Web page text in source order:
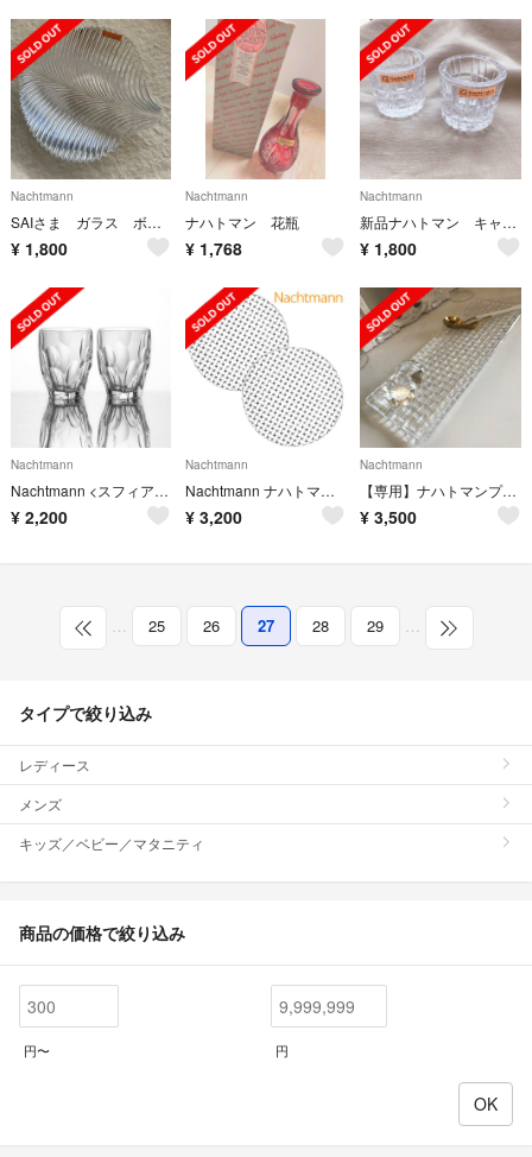
Nachtmann
SAIさま ガラス ボール プレート nachtmann
¥ 1,800
Nachtmann
ナハトマン 花瓶
¥ 1,768
Nachtmann
新品ナハトマン キャンドルホルダー2個セット
¥ 1,800
Nachtmann
Nachtmann <スフィア> タンブラー ペア (2個入)
¥ 2,200
Nachtmann
Nachtmann ナハトマン ボサノバ サラダプレート 23cm 2個セット
¥ 3,200
Nachtmann
【専用】ナハトマンプレート&シェリーグラスセット
¥ 3,500
… 25 26 27 28 29 …
タイプで絞り込み
レディース
メンズ
キッズ／ベビー／マタニティ
商品の価格で絞り込み
円〜 円